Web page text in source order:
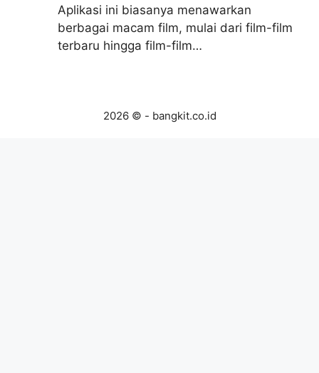
Aplikasi ini biasanya menawarkan
berbagai macam film, mulai dari film-film
terbaru hingga film-film…
2026 © - bangkit.co.id